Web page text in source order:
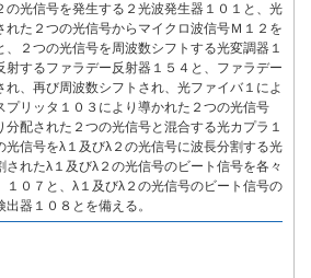
の光信号を発生する２光波発生器１０１と、光
れた２つの光信号からマイクロ波信号Ｍ１２を
２つの光信号を周波数シフトする光変調器１
射するファラデー反射器１５４と、ファラデー
れ、再び周波数シフトされ、光ファイバ１によ
プリッタ１０３により導かれた２つの光信号
分配された２つの光信号と混合する光カプラ１
光信号をλ１及びλ２の光信号に波長分割する光
れたλ１及びλ２の光信号のビート信号を各々
１０７と、λ１及びλ２の光信号のビート信号の
器１０８とを備える。